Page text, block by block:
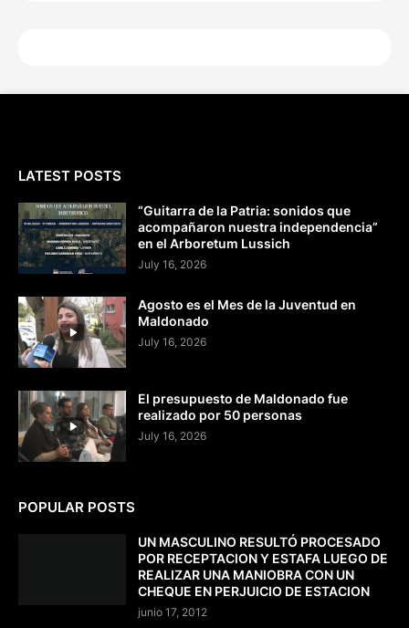
LATEST POSTS
“Guitarra de la Patria: sonidos que
acompañaron nuestra independencia”
en el Arboretum Lussich
July 16, 2026
Agosto es el Mes de la Juventud en
Maldonado
July 16, 2026
El presupuesto de Maldonado fue
realizado por 50 personas
July 16, 2026
POPULAR POSTS
UN MASCULINO RESULTÓ PROCESADO
POR RECEPTACION Y ESTAFA LUEGO DE
REALIZAR UNA MANIOBRA CON UN
CHEQUE EN PERJUICIO DE ESTACION
junio 17, 2012